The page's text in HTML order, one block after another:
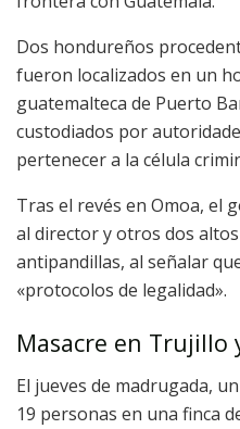
Dos hondureños
fueron localizados en un
guatemalteca de Puerto
custodiados por
pertenecer a la célula
Tras el revés en Omoa, el
al director y otros dos
antipandillas, al señalar
«protocolos de legalidad».
Masacre en Trujillo
El jueves de madrugada,
19 personas en una finca